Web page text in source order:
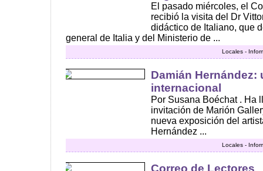
El pasado miércoles, el
recibió la visita del Dr
didáctico de Italiano, que
general de Italia y del Ministerio de ...
Locales -
Damián Hernández:
internacional
Por Susana Boéchat . Ha
invitación de Marión
nueva exposición del
Hernández ...
Locales -
Correo de Lectores